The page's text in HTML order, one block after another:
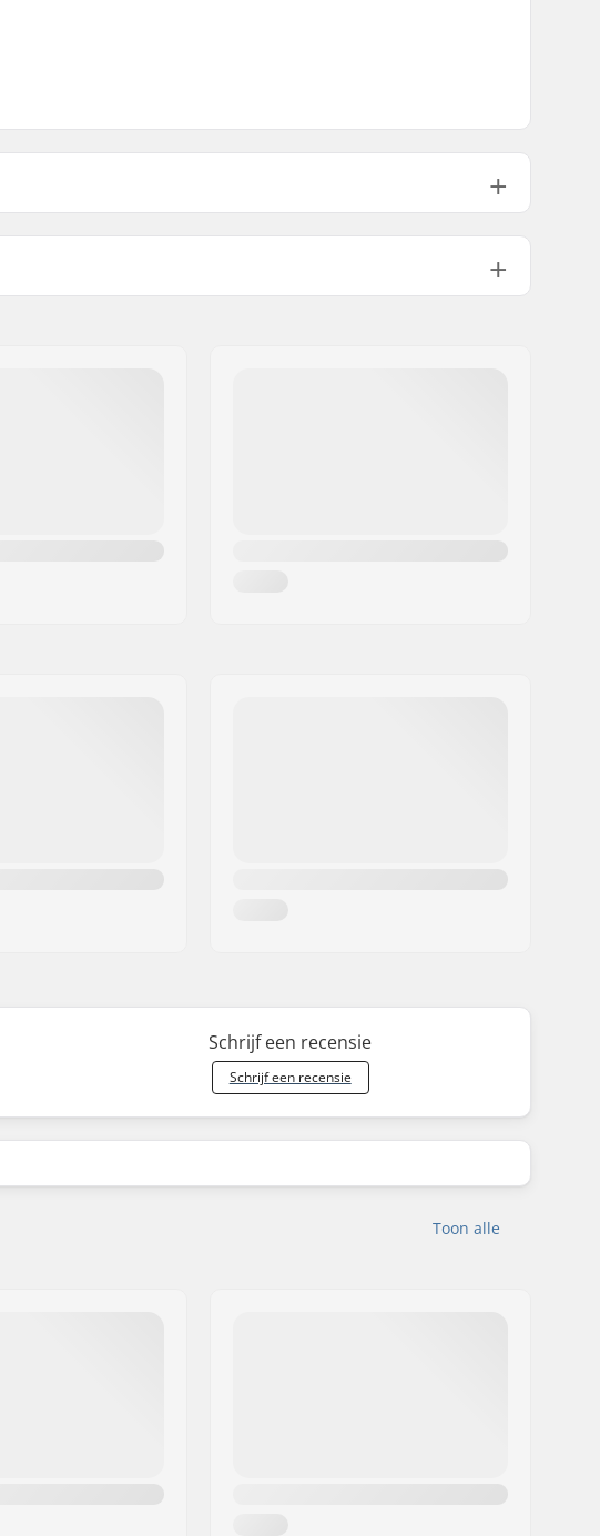
Ja (met opening)
Niet inbegrepen
Schrijf een recensie
Schrijf een recensie
Toon alle